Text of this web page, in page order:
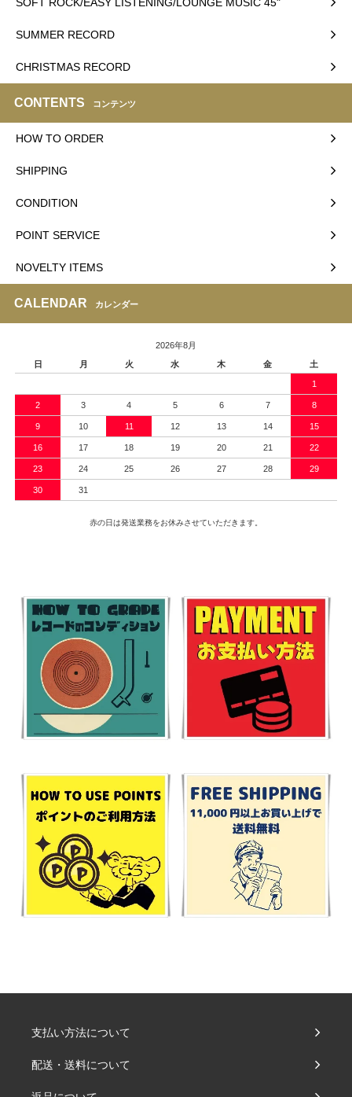
SUMMER RECORD
CHRISTMAS RECORD
CONTENTS コンテンツ
HOW TO ORDER
SHIPPING
CONDITION
POINT SERVICE
NOVELTY ITEMS
CALENDAR カレンダー
2026年8月
日
月 火 水 木 金 土
1
2 3 4 5 6 7 8
9 10 11 12 13 14 15
16 17 18 19 20 21 22
23 24 25 26 27 28 29
30 31
赤の日は発送業務をお休みさせていただきます。
支払い方法について
配送・送料について